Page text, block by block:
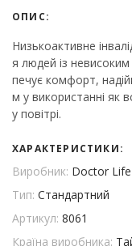
ОПИС:
Низькоактивне
я людей із
печує комфорт,
м у використанні як
у повітрі.
ХАРАКТЕРИСТИКИ:
Виробник: Doctor Life
Тип: Стандартний
Артикул: 8061
Країна виробника: